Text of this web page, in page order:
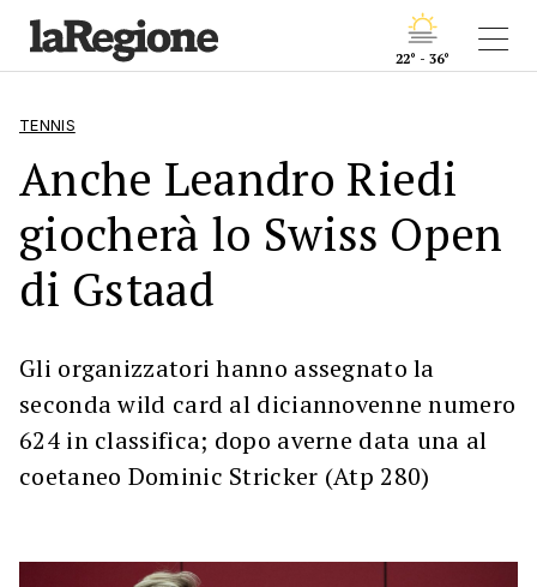
22° - 36°
TENNIS
Anche Leandro Riedi
giocherà lo Swiss Open
di Gstaad
Gli organizzatori hanno assegnato la
seconda wild card al diciannovenne numero
624 in classifica; dopo averne data una al
coetaneo Dominic Stricker (Atp 280)